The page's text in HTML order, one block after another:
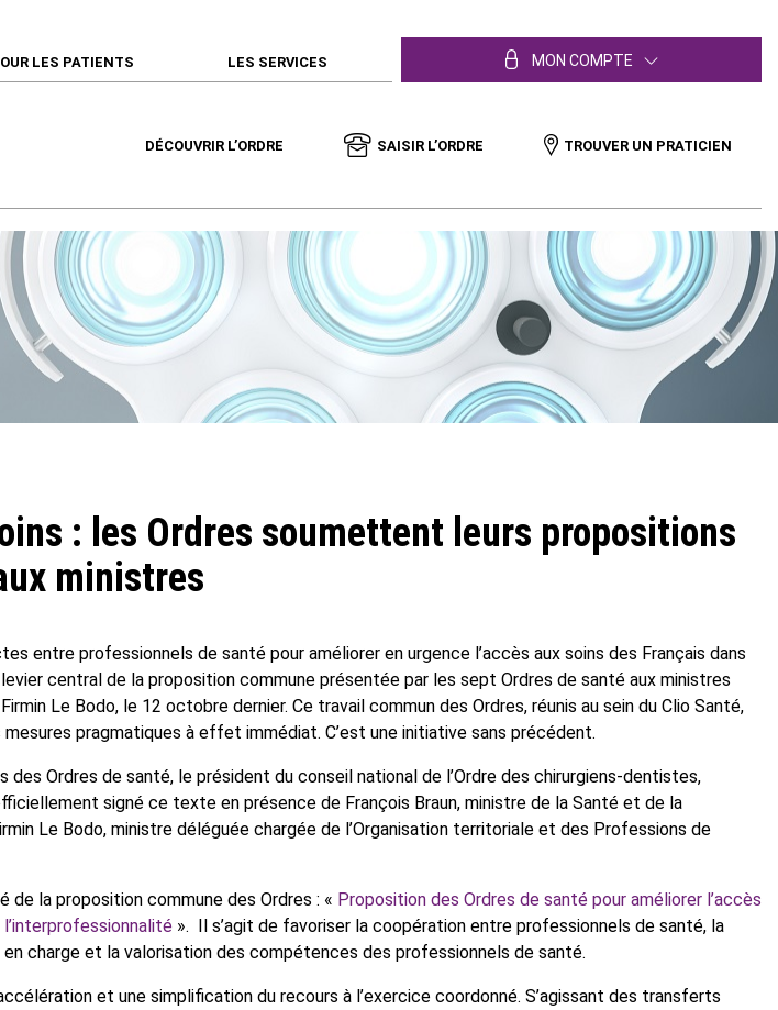
LES PATIENTS LES SERVICES MON COMPTE
DÉCOUVRIR L’ORDRE SAISIR L’ORDRE TROUVER UN PRATICIEN
: les Ordres soumettent leurs propositions
ministres
entre professionnels de santé pour améliorer en urgence l’accès aux soins des Français dans
central de la proposition commune présentée par les sept Ordres de santé aux ministres
Le Bodo, le 12 octobre dernier. Ce travail commun des Ordres, réunis au sein du Clio Santé,
pragmatiques à effet immédiat. C’est une initiative sans précédent.
des Ordres de santé, le président du conseil national de l’Ordre des chirurgiens-dentistes,
signé ce texte en présence de François Braun, ministre de la Santé et de la
Le Bodo, ministre déléguée chargée de l’Organisation territoriale et des Professions de
de la proposition commune des Ordres : « Proposition des Ordres de santé pour améliorer l’accès
». Il s’agit de favoriser la coopération entre professionnels de santé, la
charge et la valorisation des compétences des professionnels de santé.
et une simplification du recours à l’exercice coordonné. S’agissant des transferts